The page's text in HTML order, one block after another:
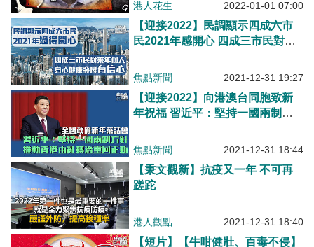
港人花生 2022-01-01 07:00
【迎接2022】民調顯示四成六市
民2021年感開心 四成三市民對
焦點新聞 2021-12-31 19:27
【迎接2022】向港澳台同胞致新
年祝福 習近平：堅持一國兩制方
焦點新聞 2021-12-31 18:44
【秉文觀新】抗疫又一年 不可再
蹉跎
港人觀點 2021-12-31 18:40
【短片】【牛咁健壯、百毒不侵】